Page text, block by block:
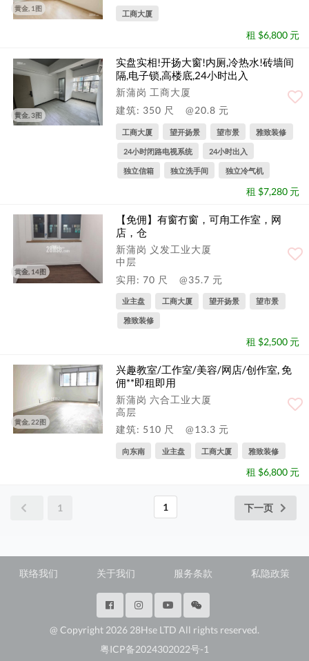
黄金, 1图
工商大厦
租 $6,800 元
黄金, 3图
实盘实相!开扬大窗!内厕,冷热水!砖墙间
隔,电子锁,高楼底,24小时出入
新蒲岗 工商大厦
建筑: 350 尺
@20.8 元
工商大厦 望开扬景 望市景 雅致装修
24小时闭路电视系统 24小时出入
独立信箱 独立洗手间 独立冷气机
租 $7,280 元
黄金, 14图
【免佣】有窗冇窗，可甪工作室，网
店，仓
新蒲岗 义发工业大厦
中层
实用: 70 尺
@35.7 元
业主盘 工商大厦 望开扬景 望市景
雅致装修
租 $2,500 元
黄金, 22图
兴趣教室/工作室/美容/网店/创作室, 免
佣**即租即用
新蒲岗 六合工业大厦
高层
建筑: 510 尺
@13.3 元
向东南 业主盘 工商大厦 雅致装修
租 $6,800 元
1 1 下一页
联络我们 关于我们 服务条款 私隐政策
@ Copyright 2026 28Hse LTD All rights reserved.
粤ICP备2024302022号-1